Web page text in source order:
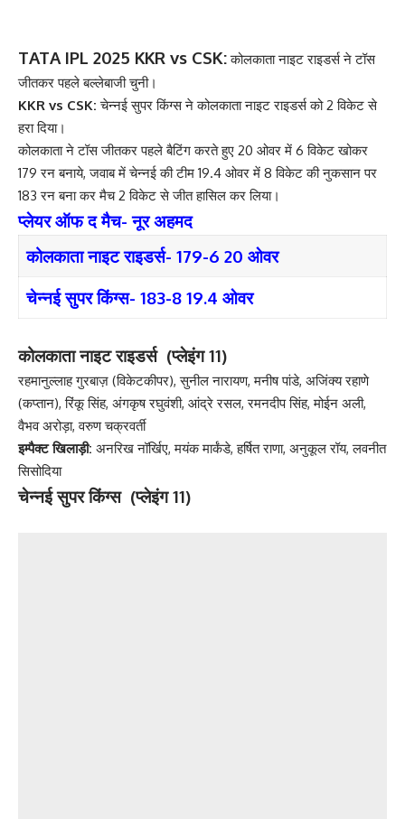
TATA IPL 2025 KKR vs CSK:कोलकाता नाइट राइडर्स ने टॉस
जीतकर पहले बल्लेबाजी चुनी।
KKR vs CSK: चेन्नई सुपर किंग्स ने कोलकाता नाइट राइडर्स को 2 विकेट से
हरा दिया।
कोलकाता ने टॉस जीतकर पहले बैटिंग करते हुए 20 ओवर में 6 विकेट खोकर
179 रन बनाये, जवाब में चेन्नई की टीम 19.4 ओवर में 8 विकेट की नुकसान पर
183 रन बना कर मैच 2 विकेट से जीत हासिल कर लिया।
प्लेयर ऑफ द मैच- नूर अहमद
कोलकाता नाइट राइडर्स- 179-6 20 ओवर
चेन्नई सुपर किंग्स- 183-8 19.4 ओवर
कोलकाता नाइट राइडर्स (प्लेइंग 11)
रहमानुल्लाह गुरबाज़ (विकेटकीपर), सुनील नारायण, मनीष पांडे, अजिंक्य रहाणे
(कप्तान), रिंकू सिंह, अंगकृष रघुवंशी, आंद्रे रसल, रमनदीप सिंह, मोईन अली,
वैभव अरोड़ा, वरुण चक्रवर्ती
इम्पैक्ट खिलाड़ी: अनरिख नॉर्खिए, मयंक मार्कंडे, हर्षित राणा, अनुकूल रॉय, लवनीत
सिसोदिया
चेन्नई सुपर किंग्स (प्लेइंग 11)